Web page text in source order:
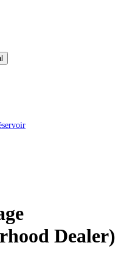
Dealer)